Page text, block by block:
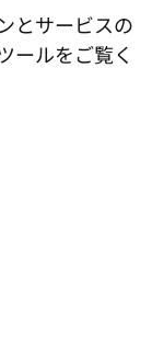
とサービスの
ールをご覧く